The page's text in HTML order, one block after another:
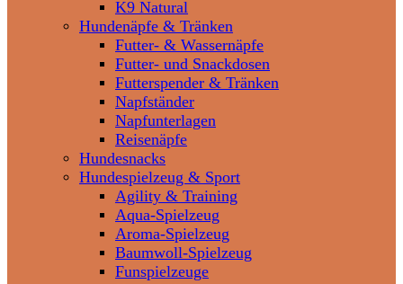
K9 Natural
Hundenäpfe & Tränken
Futter- & Wassernäpfe
Futter- und Snackdosen
Futterspender & Tränken
Napfständer
Napfunterlagen
Reisenäpfe
Hundesnacks
Hundespielzeug & Sport
Agility & Training
Aqua-Spielzeug
Aroma-Spielzeug
Baumwoll-Spielzeug
Funspielzeuge